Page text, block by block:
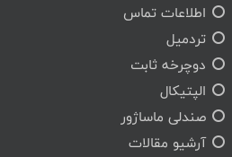
اطلاعات تماس
تردمیل
دوچرخه ثابت
الپتیکال
صندلی ماساژور
آرشیو مقالات